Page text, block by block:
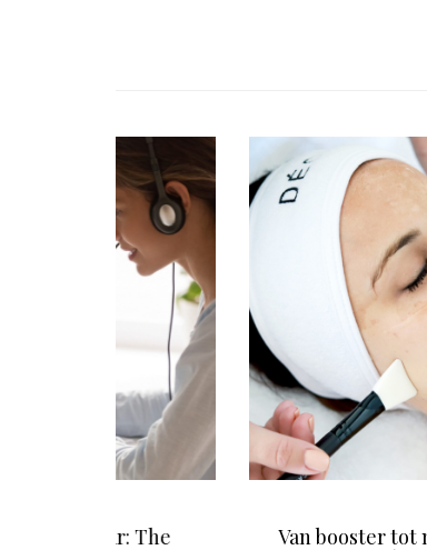
Van booster tot masker